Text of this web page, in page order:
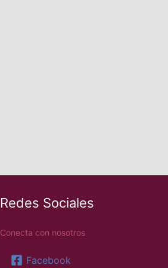
Redes Sociales
Conecta con nosotros
Facebook